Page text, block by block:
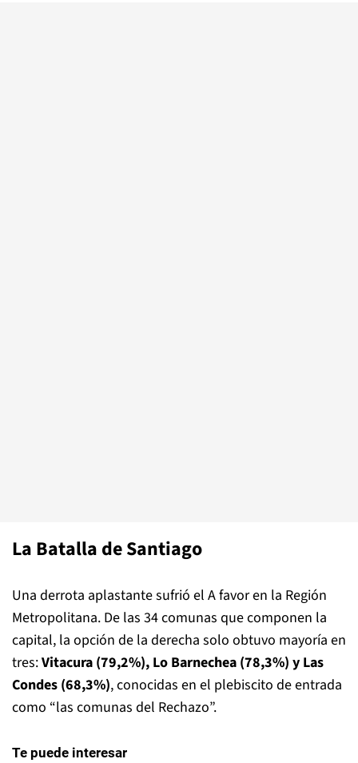
La Batalla de Santiago
Una derrota aplastante sufrió el A favor en la Región
Metropolitana. De las 34 comunas que componen la
capital, la opción de la derecha solo obtuvo mayoría en
tres:Vitacura (79,2%), Lo Barnechea (78,3%) y Las
Condes (68,3%), conocidas en el plebiscito de entrada
como “las comunas del Rechazo”.
Te puede interesar